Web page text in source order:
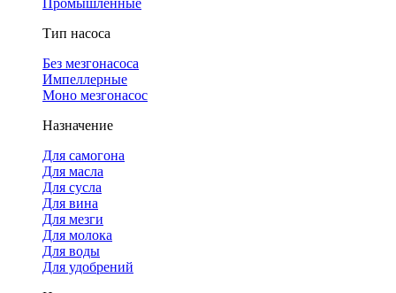
Промышленные
Тип насоса
Без мезгонасоса
Импеллерные
Моно мезгонасос
Назначение
Для самогона
Для масла
Для сусла
Для вина
Для мезги
Для молока
Для воды
Для удобрений